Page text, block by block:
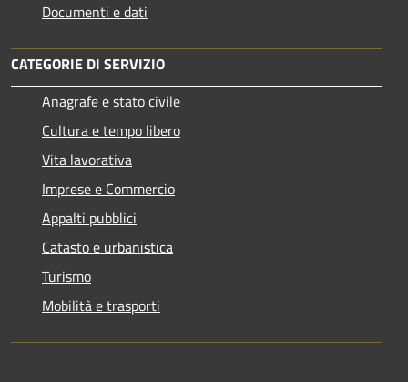
Documenti e dati
CATEGORIE DI SERVIZIO
Anagrafe e stato civile
Cultura e tempo libero
Vita lavorativa
Imprese e Commercio
Appalti pubblici
Catasto e urbanistica
Turismo
Mobilità e trasporti